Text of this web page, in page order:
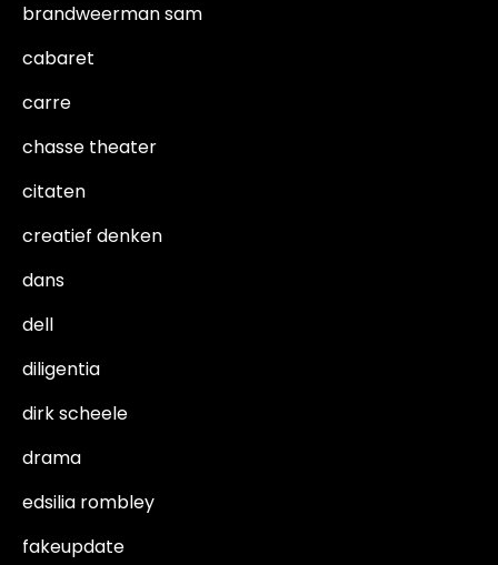
brandweerman sam
cabaret
carre
chasse theater
citaten
creatief denken
dans
dell
diligentia
dirk scheele
drama
edsilia rombley
fakeupdate